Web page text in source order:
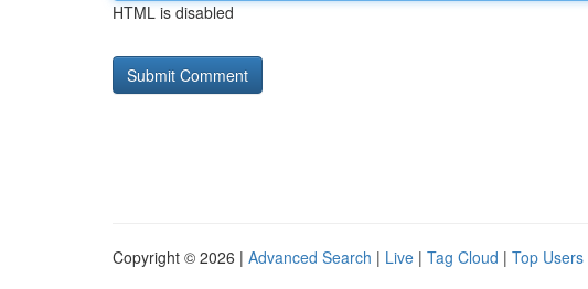
HTML is disabled
Copyright © 2026 | Advanced Search | Live | Tag Cloud | Top Users